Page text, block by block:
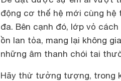
động cơ thế hệ mới cùng hệ
đa. Bên cạnh đó, lớp vỏ
ồn lan tỏa, mang lại không
những âm thanh chói tai
Hãy thử tưởng tượng, trong